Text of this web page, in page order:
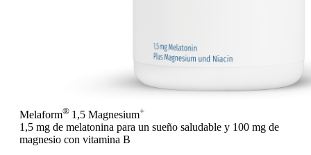
Melaform® 1,5 Magnesium+
1,5 mg de melatonina para un sueño saludable y 100 mg de
magnesio con vitamina B